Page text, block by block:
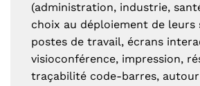
(administration, industrie,
choix au déploiement de leurs
postes de travail, écrans
visioconférence, impression,
traçabilité code-barres,